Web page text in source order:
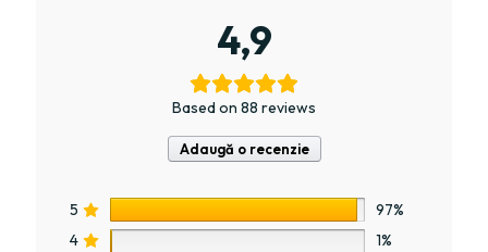
4,9
Based on 88 reviews
Adaugă o recenzie
5
97%
4
1%